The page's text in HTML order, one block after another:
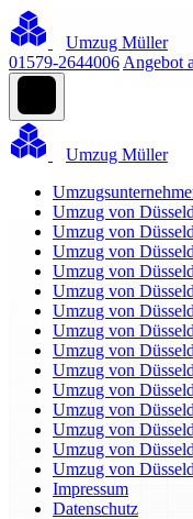
Umzug Müller
01579-2644006 Angebot
Umzug Müller
Umzug von
Umzug von
Umzug von
Umzug von
Umzug von
Umzug von
Umzug von
Umzug von
Umzug von
Umzug von
Umzug von
Umzug von
Umzug von
Umzug von
Impressum
Datenschutz